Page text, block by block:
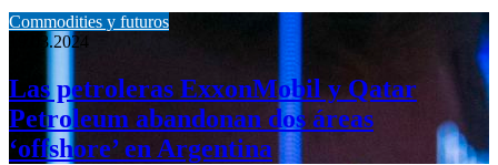
Commodities y futuros
19.03.2024
Las petroleras ExxonMobil y Qatar
Petroleum abandonan dos áreas
‘offshore’ en Argentina